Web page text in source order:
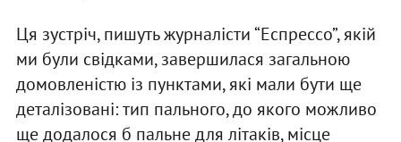
Ця зустріч, пишуть журналісти “Еспрессо”, якій
ми були свідками, завершилася загальною
домовленістю із пунктами, які мали бути ще
деталізовані: тип пального, до якого можливо
ще додалося б пальне для літаків, місце